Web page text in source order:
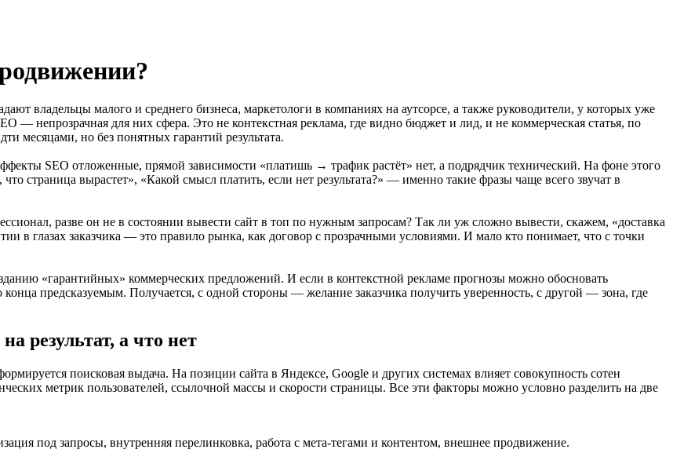
владельцы малого и среднего бизнеса, маркетологи в компаниях на аутсорсе, а также руководители, у которых уже
непрозрачная для них сфера. Это не контекстная реклама, где видно бюджет и лид, и не коммерческая статья, по
месяцами, но без понятных гарантий результата.
SEO отложенные, прямой зависимости «платишь → трафик растёт» нет, а подрядчик технический. На фоне этого
страница вырастет», «Какой смысл платить, если нет результата?» — именно такие фразы чаще всего звучат в
разве он не в состоянии вывести сайт в топ по нужным запросам? Так ли уж сложно вывести, скажем, «доставка
в глазах заказчика — это правило рынка, как договор с прозрачными условиями. И мало кто понимает, что с точки
«гарантийных» коммерческих предложений. И если в контекстной рекламе прогнозы можно обосновать
предсказуемым. Получается, с одной стороны — желание заказчика получить уверенность, с другой — зона, где
результат, а что нет
поисковая выдача. На позиции сайта в Яндексе, Google и других системах влияет совокупность сотен
метрик пользователей, ссылочной массы и скорости страницы. Все эти факторы можно условно разделить на две
под запросы, внутренняя перелинковка, работа с мета-тегами и контентом, внешнее продвижение.